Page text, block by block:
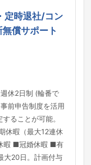
定時退社/コン
償サポート
休2日制 (輪番で
前申告制度を活用
ることが可能。
休暇（最大12連休
暇 ■冠婚休暇 ■有
大20日。計画付与